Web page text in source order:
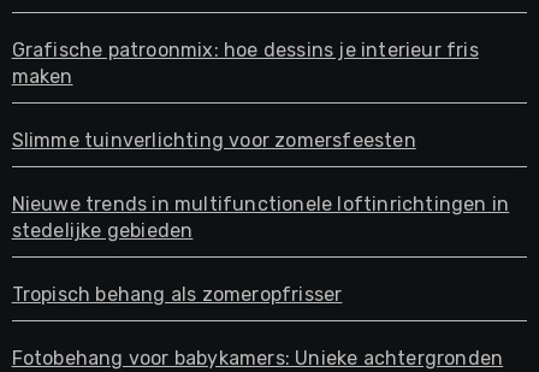
Grafische patroonmix: hoe dessins je interieur fris
maken
Slimme tuinverlichting voor zomersfeesten
Nieuwe trends in multifunctionele loftinrichtingen in
stedelijke gebieden
Tropisch behang als zomeropfrisser
Fotobehang voor babykamers: Unieke achtergronden